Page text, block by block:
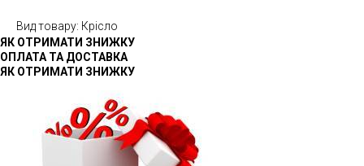
Вид товару: Крісло
ЯК ОТРИМАТИ ЗНИЖКУ
ОПЛАТА ТА ДОСТАВКА
ЯК ОТРИМАТИ ЗНИЖКУ